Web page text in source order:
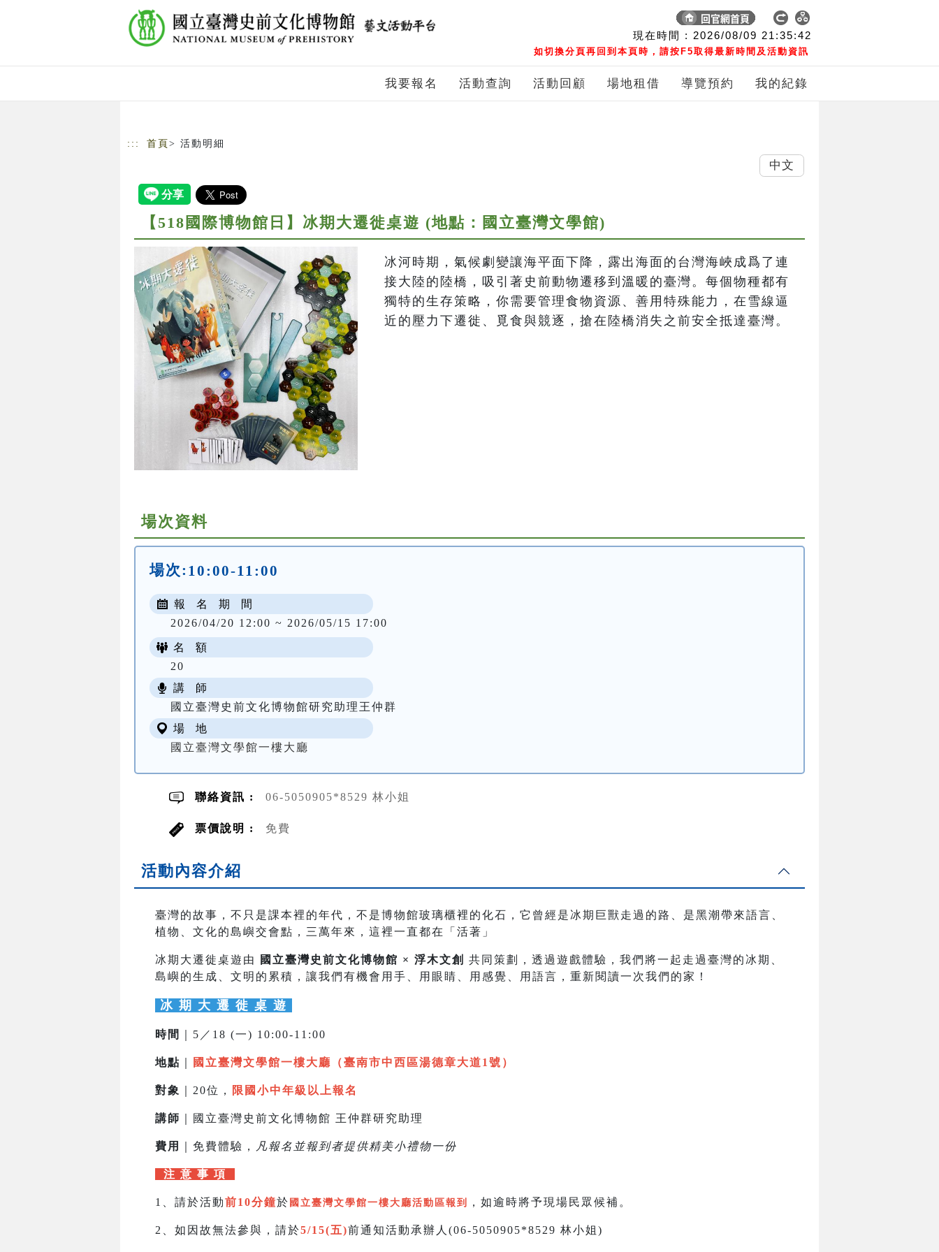
現在時間 : 2026/08/09 21:35:42
如切換分頁再回到本頁時，請按F5取得最新時間及活動資訊
我要報名 活動查詢 活動回顧 場地租借 導覽預約 我的紀錄
::: 首頁 > 活動明細
【518國際博物館日】冰期大遷徙桌遊 (地點：國立臺灣文學館)
冰河時期，氣候劇變讓海平面下降，露出海面的台灣海峽成爲了連
接大陸的陸橋，吸引著史前動物遷移到溫暖的臺灣。每個物種都有
獨特的生存策略，你需要管理食物資源、善用特殊能力，在雪線逼
近的壓力下遷徙、覓食與競逐，搶在陸橋消失之前安全抵達臺灣。
場次資料
場次: 10:00-11:00
報 名 期 間
2026/04/20 12:00 ~ 2026/05/15 17:00
名 額
20
講 師
國立臺灣史前文化博物館研究助理王仲群
場 地
國立臺灣文學館一樓大廳
聯絡資訊 : 06-5050905*8529 林小姐
票價說明 : 免費
活動內容介紹
臺灣的故事，不只是課本裡的年代，不是博物館玻璃櫃裡的化石，它曾經是冰期巨獸走過的路、是黑潮帶來語言、
植物、文化的島嶼交會點，三萬年來，這裡一直都在「活著」
冰期大遷徙桌遊由 國立臺灣史前文化博物館 × 浮木文創
共同策劃，透過遊戲體驗，我們將一起走過臺灣的冰期、
島嶼的生成、文明的累積，讓我們有機會用手、用眼睛、用感覺、用語言，重新閱讀一次我們的家！
冰 期 大 遷 徙 桌 遊
時間 ｜5／18 (一) 10:00-11:00
地點 國立臺灣文學館一樓大廳（臺南市中西區湯德章大道1號）
對象 ｜20位， 限國小中年級以上報名
講師 ｜國立臺灣史前文化博物館 王仲群研究助理
費用 ｜免費體驗， 凡報名並報到者提供精美小禮物一份
注 意 事 項
1、請於活動前10分鐘於 國立臺灣文學館一樓大廳活動區報到 ，如逾時將予現場民眾候補。
2、如因故無法參與，請於5/15(五)前通知活動承辦人(06-5050905*8529 林小姐)